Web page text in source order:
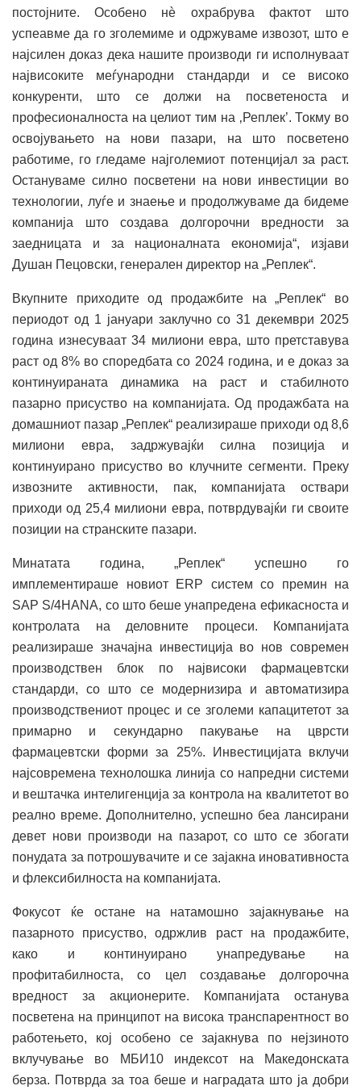
постојните. Особено нѐ охрабрува фактот што
успеавме да го зголемиме и одржуваме извозот, што е
најсилен доказ дека нашите производи ги исполнуваат
највисоките меѓународни стандарди и се високо
конкуренти, што се должи на посветеноста и
професионалноста на целиот тим на ‚Реплек’. Токму во
освојувањето на нови пазари, на што посветено
работиме, го гледаме најголемиот потенцијал за раст.
Остануваме силно посветени на нови инвестиции во
технологии, луѓе и знаење и продолжуваме да бидеме
компанија што создава долгорочни вредности за
заедницата и за националната економија“, изјави
Душан Пецовски, генерален директор на „Реплек“.
Вкупните приходите од продажбите на „Реплек“ во
периодот од 1 јануари заклучно со 31 декември 2025
година изнесуваат 34 милиони евра, што претставува
раст од 8% во споредбата со 2024 година, и е доказ за
континуираната динамика на раст и стабилното
пазарно присуство на компанијата. Од продажбата на
домашниот пазар „Реплек“ реализираше приходи од 8,6
милиони евра, задржувајќи силна позиција и
континуирано присуство во клучните сегменти. Преку
извозните активности, пак, компанијата оствари
приходи од 25,4 милиони евра, потврдувајќи ги своите
позиции на странските пазари.
Минатата година, „Реплек“ успешно го
имплементираше новиот ERP систем со премин на
SAP S/4HANA, со што беше унапредена ефикасноста и
контролата на деловните процеси. Компанијата
реализираше значајна инвестиција во нов современ
производствен блок по највисоки фармацевтски
стандарди, со што се модернизира и автоматизира
производствениот процес и се зголеми капацитетот за
примарно и секундарно пакување на цврсти
фармацевтски форми за 25%. Инвестицијата вклучи
најсовремена технолошка линија со напредни системи
и вештачка интелигенција за контрола на квалитетот во
реално време. Дополнително, успешно беа лансирани
девет нови производи на пазарот, со што се збогати
понудата за потрошувачите и се зајакна иновативноста
и флексибилноста на компанијата.
Фокусот ќе остане на натамошно зајакнување на
пазарното присуство, одржлив раст на продажбите,
како и континуирано унапредување на
профитабилноста, со цел создавање долгорочна
вредност за акционерите. Компанијата останува
посветена на принципот на висока транспарентност во
работењето, кој особено се зајакнува по нејзиното
вклучување во МБИ10 индексот на Македонската
берза. Потврда за тоа беше и наградата што ја добри